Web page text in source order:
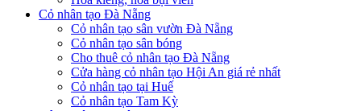
Cỏ nhân tạo Đà Nẵng
Cỏ nhân tạo sân vườn Đà Nẵng
Cỏ nhân tạo sân bóng
Cho thuê cỏ nhân tạo Đà Nẵng
Cửa hàng cỏ nhân tạo Hội An giá rẻ nhất
Cỏ nhân tạo tại Huế
Cỏ nhân tạo Tam Kỳ